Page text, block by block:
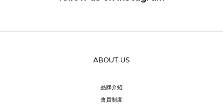
ABOUT US
品牌介紹
會員制度